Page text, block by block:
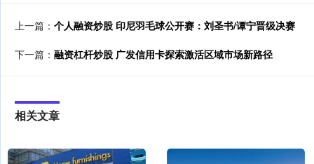
上一篇： 个人融资炒股 印尼羽毛球公开赛：刘圣书/谭宁晋级决赛
下一篇： 融资杠杆炒股 广发信用卡探索激活区域市场新路径
相关文章